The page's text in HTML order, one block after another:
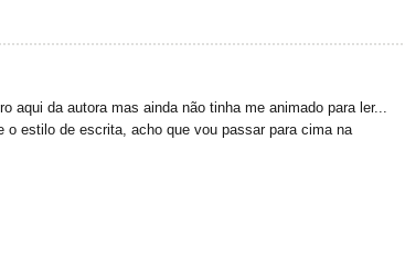
aqui da autora mas ainda não tinha me animado para ler...
o estilo de escrita, acho que vou passar para cima na